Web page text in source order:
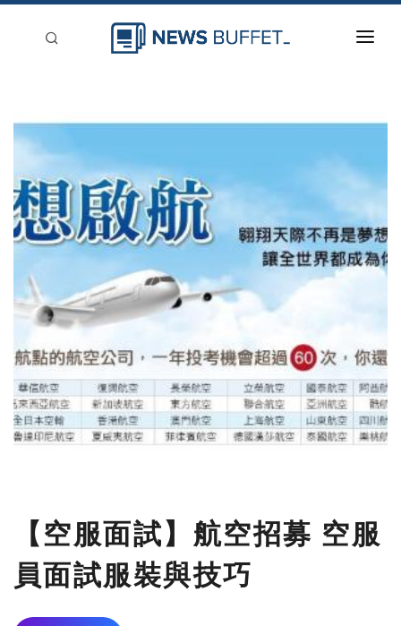
新聞稿分類
登入
刊登
【空服面試】航空招募 空服
員面試服裝與技巧